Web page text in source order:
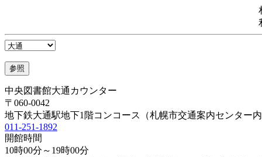
中央図書館大通カウンター
〒060-0042
地下鉄大通駅地下1階コンコース（札幌市交通案内センター
011-251-1892
開館時間
10時00分～19時00分